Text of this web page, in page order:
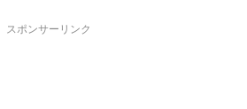
スポンサーリンク